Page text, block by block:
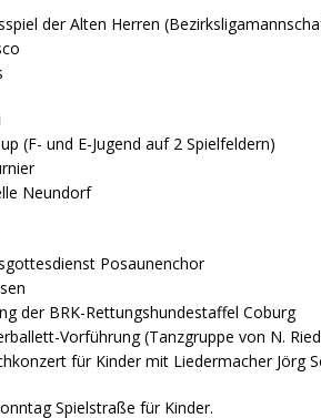
der Alten Herren
(F- und E-Jugend auf 2 Spielfeldern)
Neundorf
Posaunenchor
der BRK-Rettungshundestaffel Coburg
Vorführung (Tanzgruppe von N.
für Kinder mit Liedermacher Jörg
Spielstraße für Kinder.